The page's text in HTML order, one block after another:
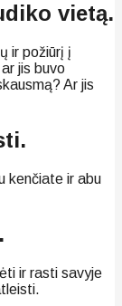
vietą.
ir požiūrį į
jis buvo
Ar jis
kenčiate ir abu
ir rasti savyje